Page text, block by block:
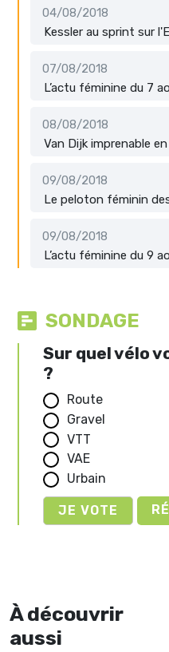
04/08/2018
Kessler au sprint sur
07/08/2018
L’actu féminine du 7
08/08/2018
Van Dijk imprenable
09/08/2018
Le peloton féminin
09/08/2018
L’actu féminine du 9
SONDAGE
Sur quel vélo
?
Route
Gravel
VTT
VAE
Urbain
À découvrir
aussi